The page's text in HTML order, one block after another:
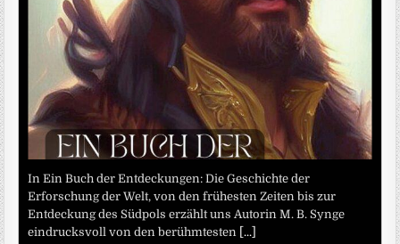
In Ein Buch der Entdeckungen: Die Geschichte der
Erforschung der Welt, von den frühesten Zeiten bis zur
Entdeckung des Südpols erzählt uns Autorin M. B. Synge
eindrucksvoll von den berühmtesten [...]